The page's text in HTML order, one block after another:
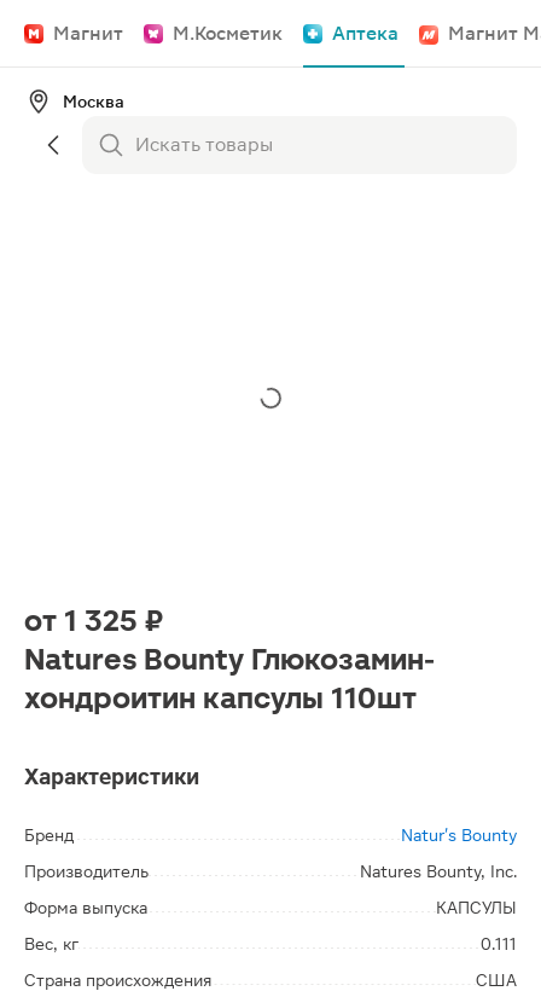
Магнит М.Косметик Аптека Магнит
Москва
от 1 325 ₽
Natures Bounty Глюкозамин-
хондроитин капсулы 110шт
Характеристики
Бренд
Natur's Bounty
Производитель
Natures Bounty, Inc.
Форма выпуска
КАПСУЛЫ
Вес, кг
0.111
Страна происхождения
США